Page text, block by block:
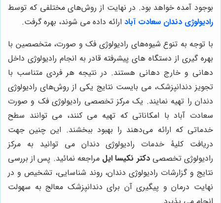
بوجود آمده خواهد بود. در نهایت از روش‌های مختلفی که توسط
رادیولوژی دندان سعادت آباد ارائه داده می شوند، بهره گرفت.
با توجه به تنوع شیوه‌های رادیولوژی فک و صورت، متخصصین با
بهره گیری از دستگاه های پیشرفته قادر به انجام رادیولوژی داخل
دهانی و خارج دهانی هستند. در نتیجه هر فردی متناسب با
تجویز دندانپزشک، می بایست نتایج یکی از روش‌های رادیولوژی
دندان را تهیه نمایند. یک مرکز تخصصی رادیولوژی فک و صورت
سعادت آباد با امکاناتی که تهیه می کنند، می توانند سطح
خدماتی که ارائه می‌دهند را بهبود ببخشند. این چنین جهت
دریافت کلیۀ خدمات رادیولوژی دندان می توانید به مرکز
رادیولوژی تخصصیدکتر نکیسا ایل مراجعه نمائید. پس از بررسی
نتایج و گزارشات رادیولوژی دندان، روند شناسایی، تشخیص و در
نهایت درمان و پیگیری آن برای دندانپزشک معالج به سهولت